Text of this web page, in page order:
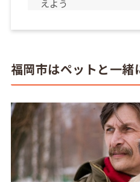
えよう
福岡市はペットと一緒